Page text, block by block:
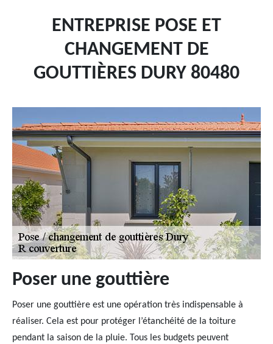
ENTREPRISE POSE ET
CHANGEMENT DE
GOUTTIÈRES DURY 80480
Poser une gouttière
Poser une gouttière est une opération très indispensable à
réaliser. Cela est pour protéger l’étanchéité de la toiture
pendant la saison de la pluie. Tous les budgets peuvent